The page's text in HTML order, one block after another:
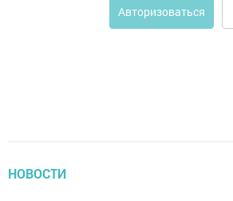
Авторизоваться
НОВОСТИ